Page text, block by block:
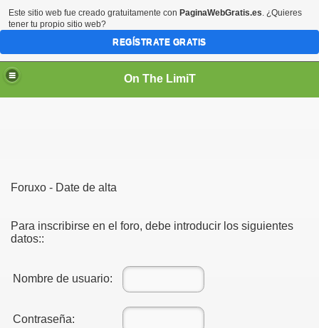
On The LimiT
Foruxo - Date de alta
Para inscribirse en el foro, debe introducir los siguientes
datos::
Nombre de usuario:
Contraseña:
Este sitio web fue creado gratuitamente con PaginaWebGratis.es. ¿Quieres
tener tu propio sitio web?
REGÍSTRATE GRATIS